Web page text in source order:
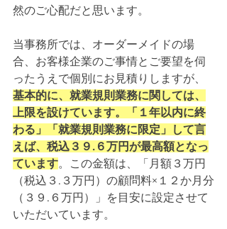
然のご心配だと思います。
当事務所では、オーダーメイドの場
合、お客様企業のご事情とご要望を伺
ったうえで個別にお見積りしますが、
基本的に、就業規則業務に関しては、
上限を設けています。「１年以内に終
わる」「就業規則業務に限定」して言
えば、税込３９.６万円が最高額となっ
ています。この金額は、「月額３万円
（税込３.３万円）の顧問料×１２か月分
（３９.６万円）」を目安に設定させて
いただいています。